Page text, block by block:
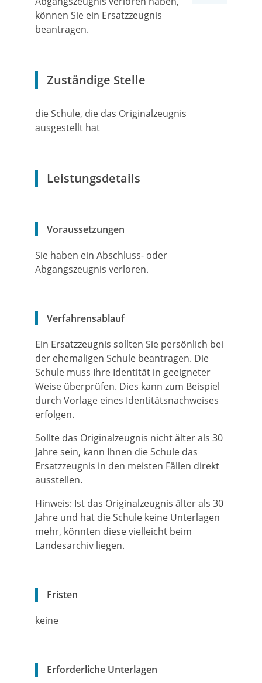
können Sie ein Ersatzzeugnis
beantragen.
Zuständige Stelle
die Schule, die das Originalzeugnis
ausgestellt hat
Leistungsdetails
Voraussetzungen
Sie haben ein Abschluss- oder
Abgangszeugnis verloren.
Verfahrensablauf
Ein Ersatzzeugnis sollten Sie persönlich bei
der ehemaligen Schule beantragen. Die
Schule muss Ihre Identität in geeigneter
Weise überprüfen. Dies kann zum Beispiel
durch Vorlage eines Identitätsnachweises
erfolgen.
Sollte das Originalzeugnis nicht älter als 30
Jahre sein, kann Ihnen die Schule das
Ersatzzeugnis in den meisten Fällen direkt
ausstellen.
Hinweis: Ist das Originalzeugnis älter als 30
Jahre und hat die Schule keine Unterlagen
mehr, könnten diese vielleicht beim
Landesarchiv liegen.
Fristen
keine
Erforderliche Unterlagen